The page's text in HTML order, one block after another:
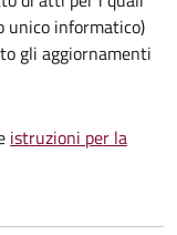
unico informatico)
gli aggiornamenti
istruzioni per la